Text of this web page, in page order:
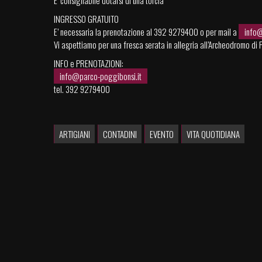
INGRESSO GRATUITO
E’ necessaria la prenotazione al 392 9279400 o per mail a
Vi aspettiamo per una fresca serata in allegria all’Archeodromo di
INFO e PRENOTAZIONI:
info@parco-poggibonsi.it
tel. 392 9279400
ARTIGIANI CONTADINI EVENTO VITA QUOTIDIANA